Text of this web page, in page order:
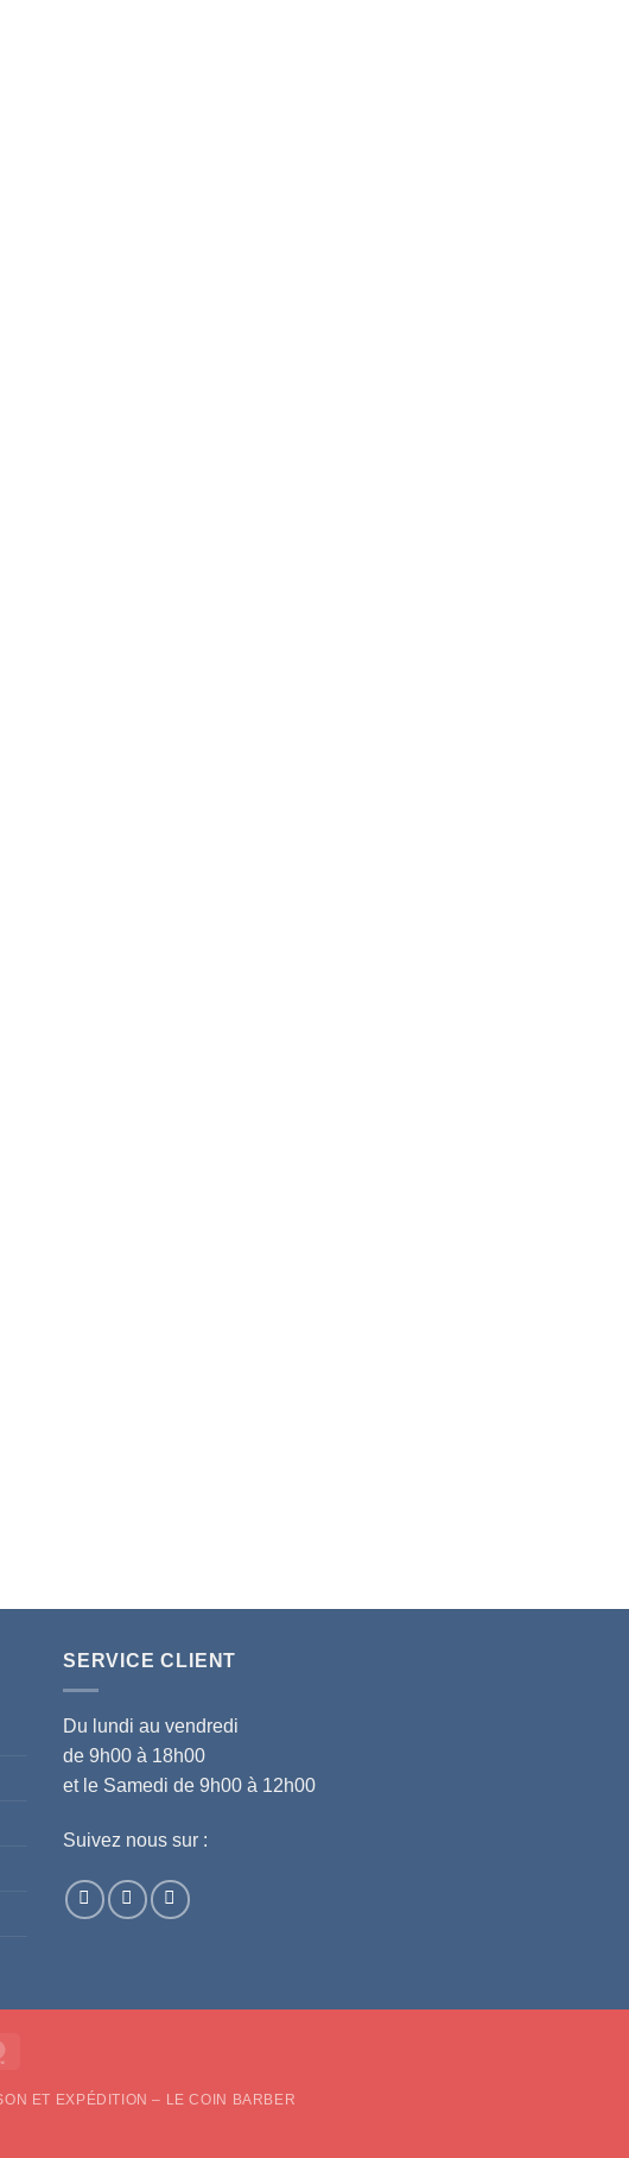
SERVICE CLIENT
Du lundi au vendredi
de 9h00 à 18h00
et le Samedi de 9h00 à 12h00
Suivez nous sur :
ET EXPÉDITION – LE COIN BARBER